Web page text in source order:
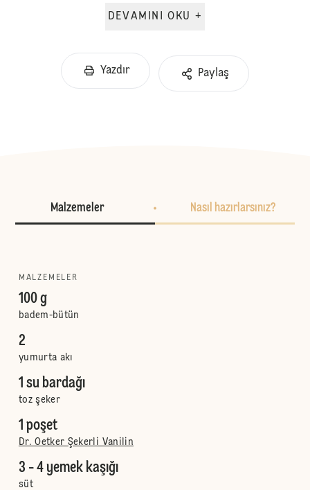
DEVAMINI OKU +
Yazdır Paylaş
Malzemeler Nasıl hazırlarsınız?
MALZEMELER
100 g
badem-bütün
2
yumurta akı
1 su bardağı
toz şeker
1 poşet
Dr. Oetker Şekerli Vanilin
3 - 4 yemek kaşığı
süt